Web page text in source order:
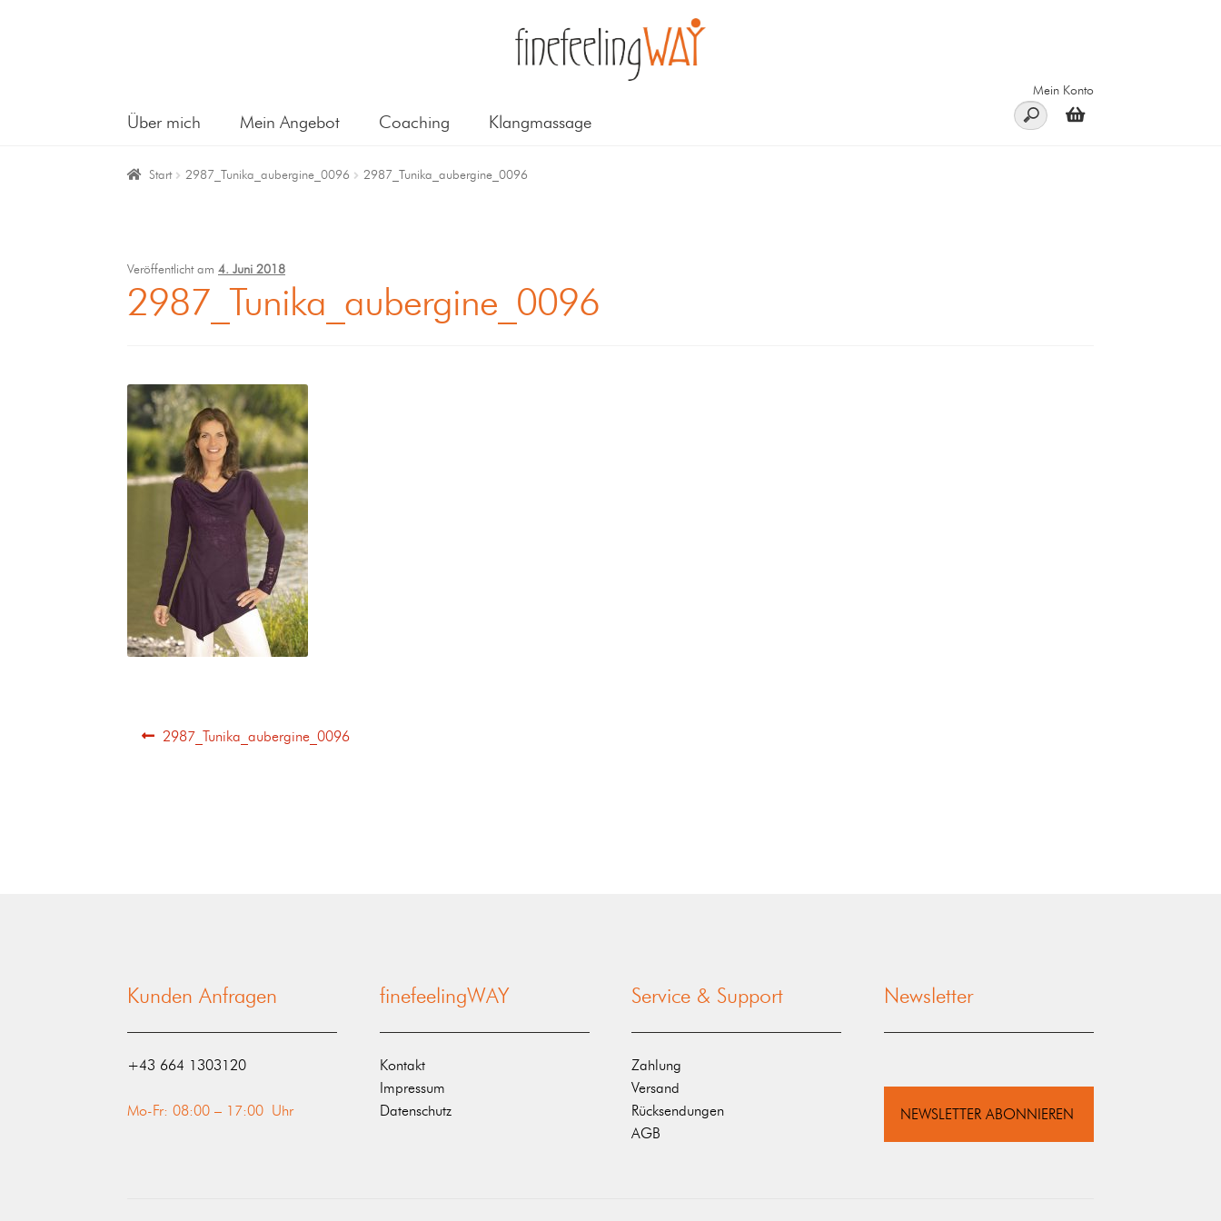
Über mich Mein Angebot Coaching Klangmassage
Mein Konto
Start 2987_Tunika_aubergine_0096 2987_Tunika_aubergine_0096
Veröffentlicht am4. Juni 2018
2987_Tunika_aubergine_0096
2987_Tunika_aubergine_0096
Kunden Anfragen
‭+43 664 1303120‬
Mo-Fr: 08:00 – 17:00 Uhr
finefeelingWAY
Kontakt
Impressum
Datenschutz
Service & Support
Zahlung
Versand
Rücksendungen
AGB
Newsletter
NEWSLETTER ABONNIEREN